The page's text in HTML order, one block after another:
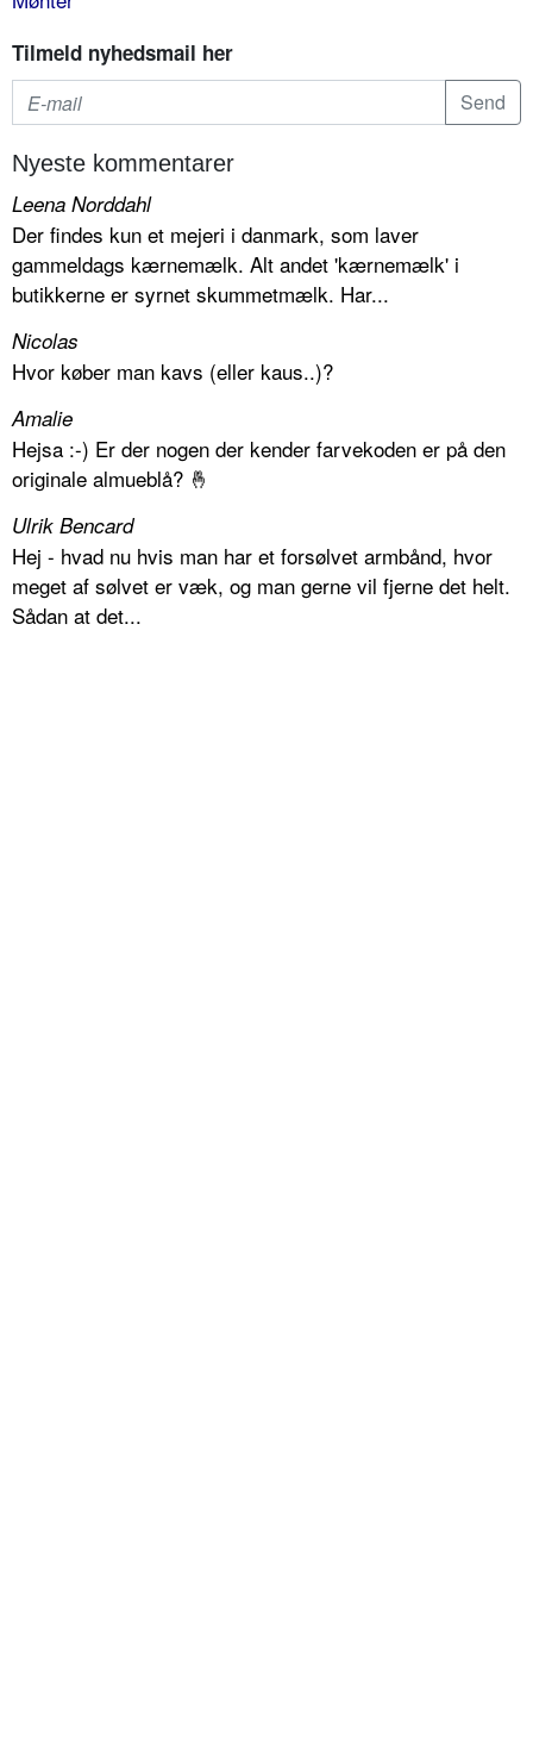
Tilmeld nyhedsmail her
Nyeste kommentarer
Leena Norddahl
Der findes kun et mejeri i danmark, som laver
gammeldags kærnemælk. Alt andet 'kærnemælk' i
butikkerne er syrnet skummetmælk. Har...
Nicolas
Hvor køber man kavs (eller kaus..)?
Amalie
Hejsa :-) Er der nogen der kender farvekoden er på den
originale almueblå? 🤞
Ulrik Bencard
Hej - hvad nu hvis man har et forsølvet armbånd, hvor
meget af sølvet er væk, og man gerne vil fjerne det helt.
Sådan at det...